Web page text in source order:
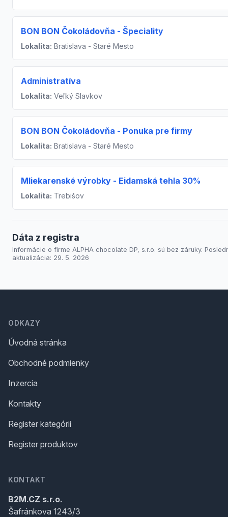
BON BON Čokoládovňa - Špeciality
Lokalita: Bratislava - Staré Mesto
Administratíva
Lokalita: Veľký Slavkov
BON BON Čokoládovňa - Ponuka pre firmy
Lokalita: Bratislava - Staré Mesto
Mliekarenské výrobky - Eidamská tehla 30%
Lokalita: Trebišov
Dáta z registra
Informácie o firme ALPHA chocolate DP, s.r.o. sú bez záruky.
aktualizácia: 29. 5. 2026
ODKAZY
Úvodná stránka
Obchodné podmienky
Inzercia
Kontakty
Register kategórii
Register produktov
KONTAKT
B2M.CZ s.r.o.
Šafránkova 1243/3